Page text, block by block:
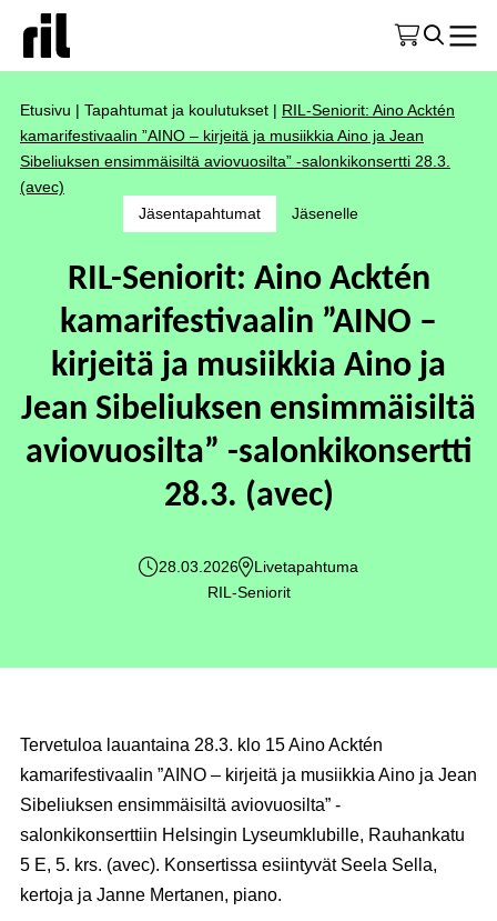
Etusivu | Tapahtumat ja koulutukset | RIL-Seniorit: Aino Acktén
kamarifestivaalin ”AINO – kirjeitä ja musiikkia Aino ja Jean
Sibeliuksen ensimmäisiltä aviovuosilta” -salonkikonsertti 28.3.
(avec)
Jäsentapahtumat
Jäsenelle
RIL-Seniorit: Aino Acktén
kamarifestivaalin ”AINO –
kirjeitä ja musiikkia Aino ja
Jean Sibeliuksen ensimmäisiltä
aviovuosilta” -salonkikonsertti
28.3. (avec)
28.03.2026
Livetapahtuma
RIL-Seniorit
Tervetuloa lauantaina 28.3. klo 15 Aino Acktén
kamarifestivaalin ”AINO – kirjeitä ja musiikkia Aino ja Jean
Sibeliuksen ensimmäisiltä aviovuosilta” -
salonkikonserttiin Helsingin Lyseumklubille, Rauhankatu
5 E, 5. krs. (avec). Konsertissa esiintyvät Seela Sella,
kertoja ja Janne Mertanen, piano.